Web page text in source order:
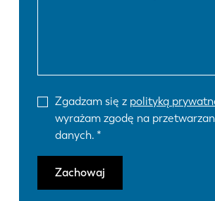
Zgadzam się z polityką
wyrażam zgodę na
danych.
Zachowaj